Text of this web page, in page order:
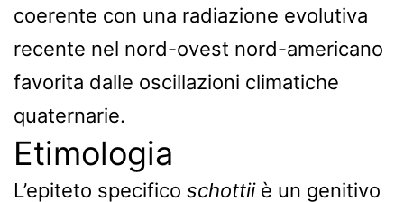
coerente con una radiazione evolutiva
recente nel nord-ovest nord-americano
favorita dalle oscillazioni climatiche
quaternarie.
Etimologia
L’epiteto specifico schottiiè un genitivo